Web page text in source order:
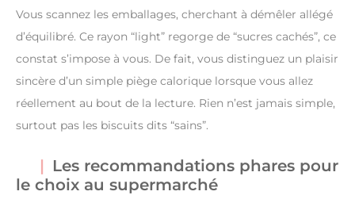
Vous scannez les emballages, cherchant à démêler allégé
d’équilibré. Ce rayon “light” regorge de “sucres cachés”, ce
constat s’impose à vous. De fait, vous distinguez un plaisir
sincère d’un simple piège calorique lorsque vous allez
réellement au bout de la lecture. Rien n’est jamais simple,
surtout pas les biscuits dits “sains”.
Les recommandations phares pour
le choix au supermarché